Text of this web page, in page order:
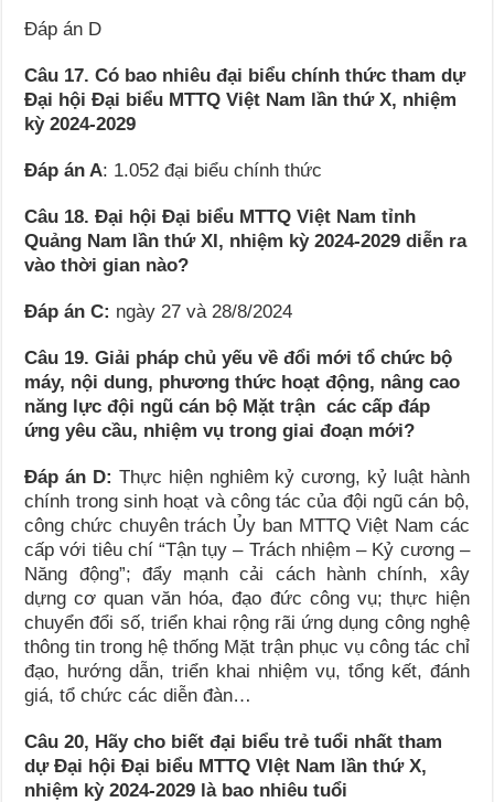
Đáp án D
Câu 17. Có bao nhiêu đại biểu chính thức tham dự
Đại hội Đại biểu MTTQ Việt Nam lần thứ X, nhiệm
kỳ 2024-2029
Đáp án A: 1.052 đại biểu chính thức
Câu 18. Đại hội Đại biểu MTTQ Việt Nam tỉnh
Quảng Nam lần thứ XI, nhiệm kỳ 2024-2029 diễn ra
vào thời gian nào?
Đáp án C: ngày 27 và 28/8/2024
Câu 19. Giải pháp chủ yếu về đổi mới tổ chức bộ
máy, nội dung, phương thức hoạt động, nâng cao
năng lực đội ngũ cán bộ Mặt trận các cấp đáp
ứng yêu cầu, nhiệm vụ trong giai đoạn mới?
Đáp án D: Thực hiện nghiêm kỷ cương, kỷ luật hành
chính trong sinh hoạt và công tác của đội ngũ cán bộ,
công chức chuyên trách Ủy ban MTTQ Việt Nam các
cấp với tiêu chí “Tận tụy – Trách nhiệm – Kỷ cương –
Năng động”; đẩy mạnh cải cách hành chính, xây
dựng cơ quan văn hóa, đạo đức công vụ; thực hiện
chuyển đổi số, triển khai rộng rãi ứng dụng công nghệ
thông tin trong hệ thống Mặt trận phục vụ công tác chỉ
đạo, hướng dẫn, triển khai nhiệm vụ, tổng kết, đánh
giá, tổ chức các diễn đàn…
Câu 20, Hãy cho biết đại biểu trẻ tuổi nhất tham
dự Đại hội Đại biểu MTTQ VIệt Nam lần thứ X,
nhiệm kỳ 2024-2029 là bao nhiêu tuổi